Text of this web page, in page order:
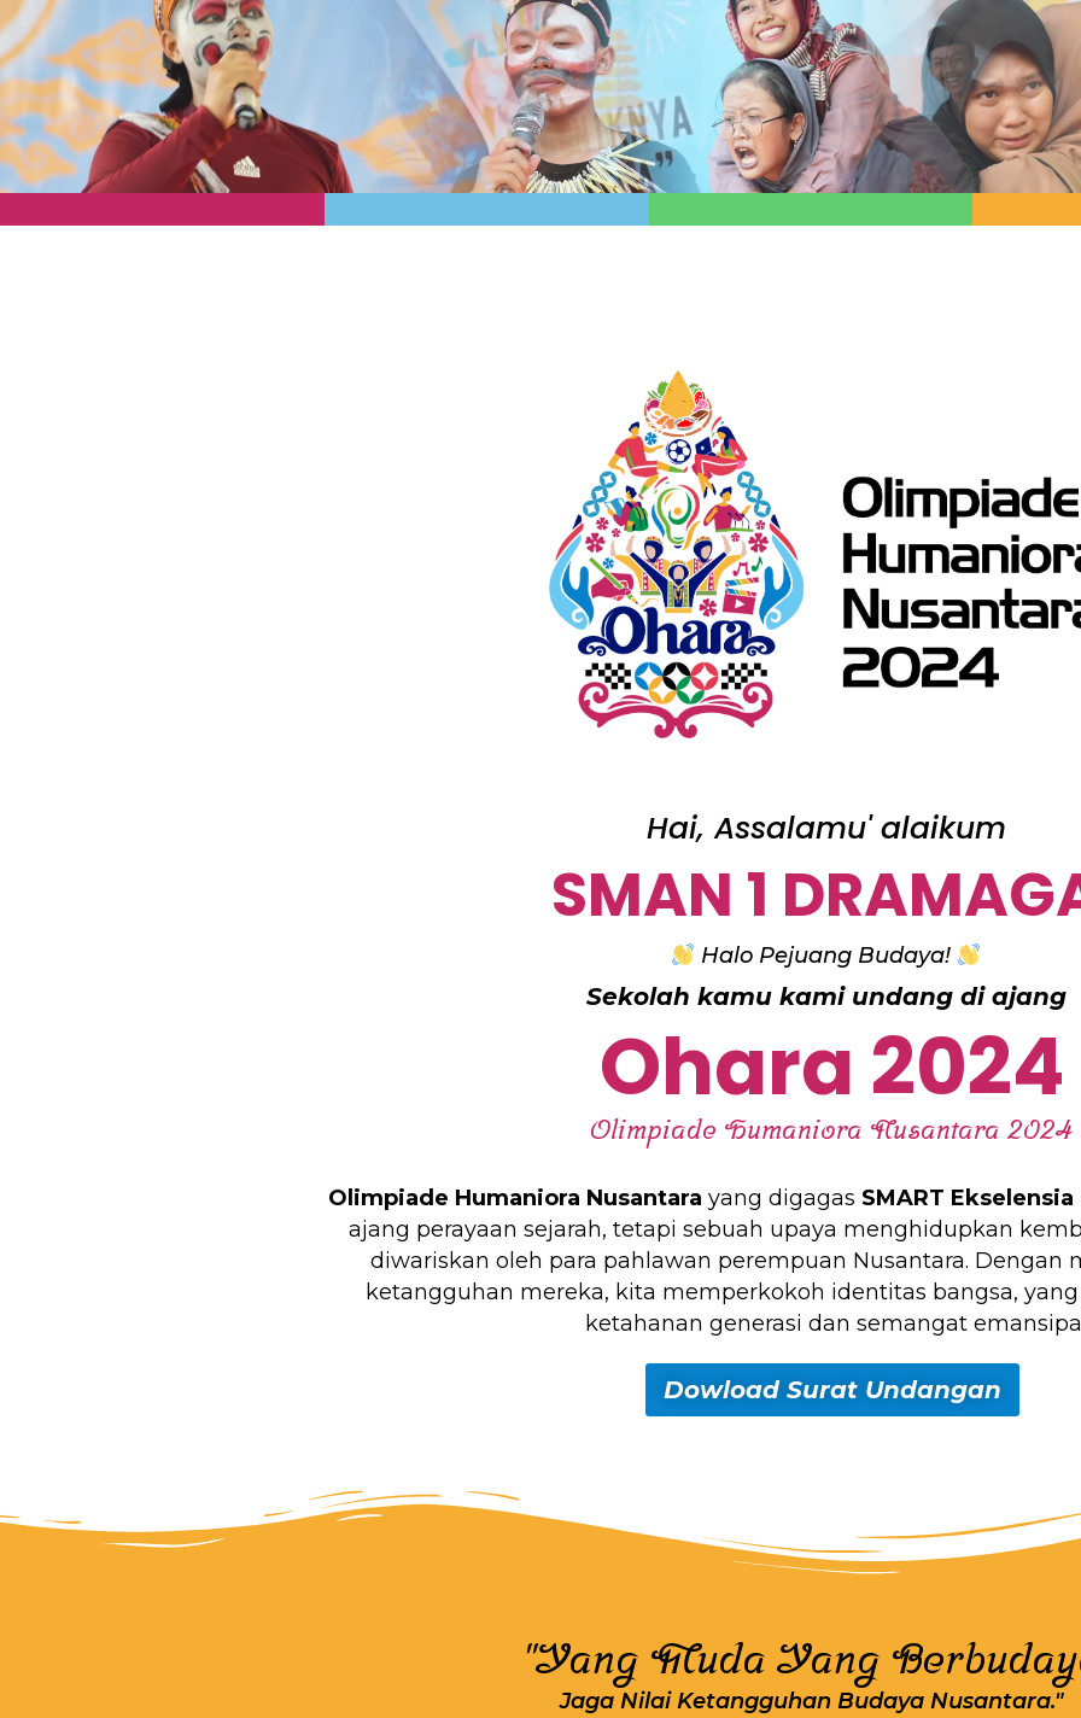
Hai, Assalamu' alaikum
SMAN 1
Halo Pejuang Budaya!
Sekolah kamu kami undang di ajang
Ohara 2024
Olimpiade Humaniora Nusantara 2024
Olimpiade Humaniora Nusantara yang digagas SMART
ajang perayaan sejarah, tetapi sebuah upaya menghidupkan
diwariskan oleh para pahlawan perempuan Nusantara. Dengan
ketangguhan mereka, kita memperkokoh identitas bangsa,
ketahanan generasi dan semangat
Dowload Surat Undangan
"Yang Muda Yang
Jaga Nilai Ketangguhan Budaya Nusantara."